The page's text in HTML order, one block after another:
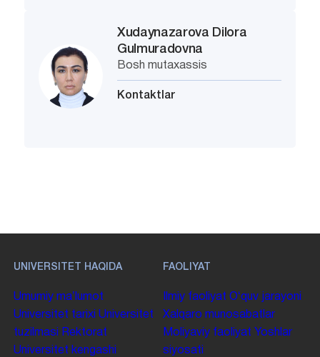
Xudaynazarova Dilora
Gulmuradovna
Bosh mutaxassis
Kontaktlar
UNIVERSITET HAQIDA
Umumiy maʼlumot
Universitet tarixi Universitet
tuzilmasi
Rektorat
Universitet kengashi
FAOLIYAT
Ilmiy faoliyat Oʻquv jarayoni
Xalqaro munosabatlar
Moliyaviy faoliyat Yoshlar
siyosati